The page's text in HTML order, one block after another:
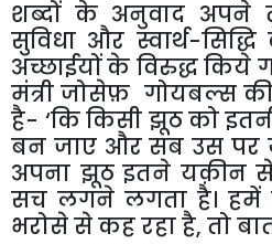
शब्दों के अनुवाद अपने
सुविधा और स्वार्थ-सिद्धि
अच्छाईयोंके विरुद्धकिये
मंत्री जोसेफ़ गोयबल्स की
है- ‘किकिसी झूठको
बन जाए और सब उस पर
अपना झूठ इतने यक़ीन
सच लगने लगता है। हमें
भरोसेसेकहरहाहै, तो